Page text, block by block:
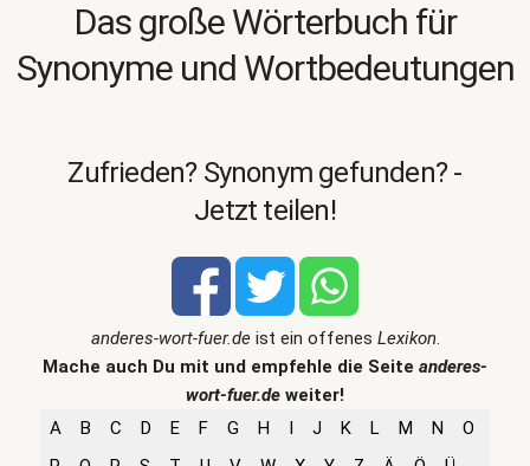
Das große Wörterbuch für
Synonyme und Wortbedeutungen
Zufrieden? Synonym gefunden? -
Jetzt teilen!
anderes-wort-fuer.deist ein offenes Lexikon.
Mache auch Du mit und empfehle die Seite anderes-
wort-fuer.de weiter!
A
B C D E F G H I J K L M N
O